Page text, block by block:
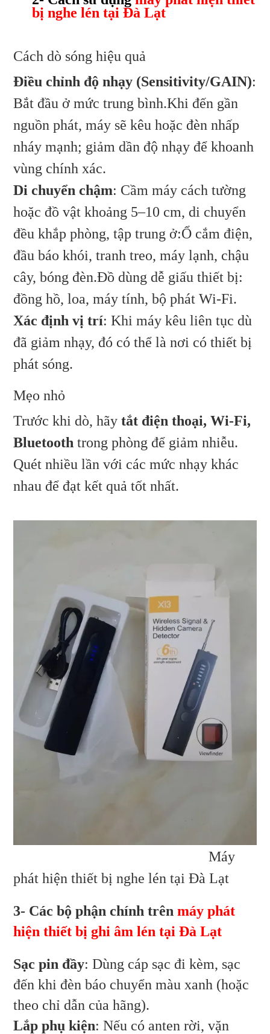
bị nghe lén tại Đà Lạt
Cách dò sóng hiệu quả
Điều chỉnh độ nhạy (Sensitivity/GAIN):
Bắt đầu ở mức trung bình.Khi đến gần
nguồn phát, máy sẽ kêu hoặc đèn nhấp
nháy mạnh; giảm dần độ nhạy để khoanh
vùng chính xác.
Di chuyển chậm: Cầm máy cách tường
hoặc đồ vật khoảng 5–10 cm, di chuyển
đều khắp phòng, tập trung ở:Ổ cắm điện,
đầu báo khói, tranh treo, máy lạnh, chậu
cây, bóng đèn.Đồ dùng dễ giấu thiết bị:
đồng hồ, loa, máy tính, bộ phát Wi-Fi.
Xác định vị trí: Khi máy kêu liên tục dù
đã giảm nhạy, đó có thể là nơi có thiết bị
phát sóng.
Mẹo nhỏ
Trước khi dò, hãytắt điện thoại, Wi-Fi,
Bluetooth trong phòng để giảm nhiễu.
Quét nhiều lần với các mức nhạy khác
nhau để đạt kết quả tốt nhất.
Máy
phát hiện thiết bị nghe lén tại Đà Lạt
3- Các bộ phận chính trênmáy phát
hiện thiết bị ghi âm lén tại Đà Lạt
Sạc pin đầy: Dùng cáp sạc đi kèm, sạc
đến khi đèn báo chuyển màu xanh (hoặc
theo chỉ dẫn của hãng).
Lắp phụ kiện: Nếu có anten rời, vặn